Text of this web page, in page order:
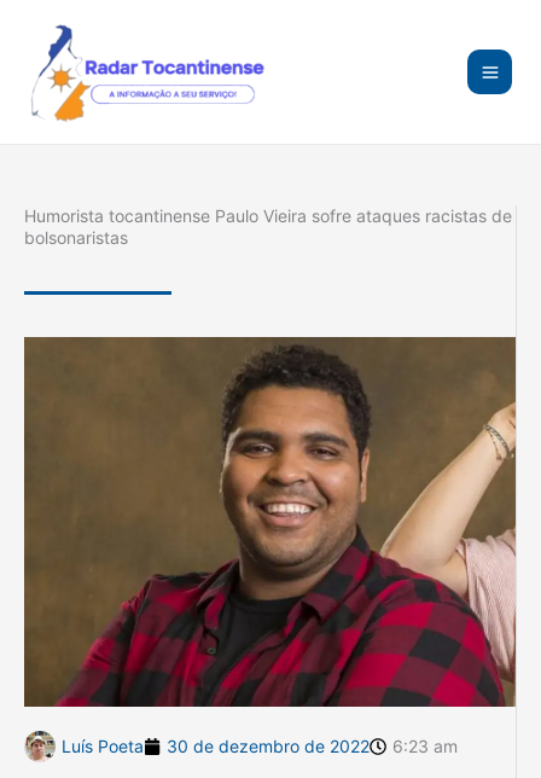
conteúdo
Humorista tocantinense Paulo Vieira sofre ataques racistas de
bolsonaristas
Luís Poeta 30 de dezembro de 2022 6:23 am